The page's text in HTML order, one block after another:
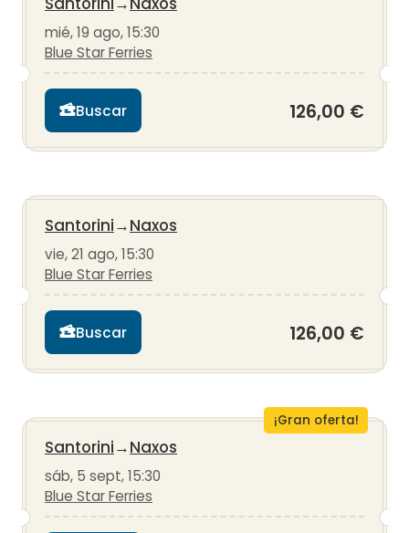
mié, 19 ago, 15:30
Blue Star Ferries
Buscar 126,00 €
Santorini→Naxos
vie, 21 ago, 15:30
Blue Star Ferries
Buscar 126,00 €
¡Gran oferta!
Santorini→Naxos
sáb, 5 sept, 15:30
Blue Star Ferries